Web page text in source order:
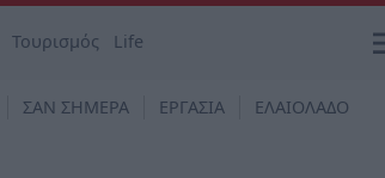
Τουρισμός Life
ΣΑΝ ΣΗΜΕΡΑ ΕΡΓΑΣΙΑ ΕΛΑΙΟΛΑΔΟ